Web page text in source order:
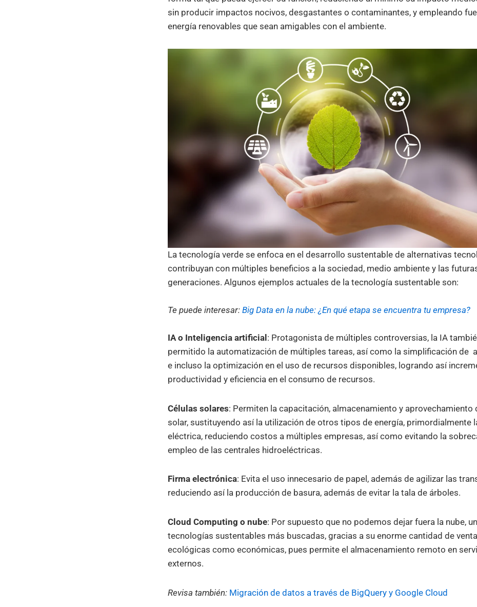
sin producir impactos nocivos, desgastantes o contaminantes, y empleando
energía renovables que sean amigables con el ambiente.
La tecnología verde se enfoca en el desarrollo sustentable de alternativas
contribuyan con múltiples beneficios a la sociedad, medio ambiente y las
generaciones. Algunos ejemplos actuales de la tecnología sustentable son:
Te puede interesar: Big Data en la nube: ¿En qué etapa se encuentra tu empresa?
IA o Inteligencia artificial: Protagonista de múltiples controversias, la IA
permitido la automatización de múltiples tareas, así como la simplificación de
e incluso la optimización en el uso de recursos disponibles, logrando así
productividad y eficiencia en el consumo de recursos.
Células solares: Permiten la capacitación, almacenamiento y aprovechamiento
solar, sustituyendo así la utilización de otros tipos de energía, primordialmente
eléctrica, reduciendo costos a múltiples empresas, así como evitando la
empleo de las centrales hidroeléctricas.
Firma electrónica: Evita el uso innecesario de papel, además de agilizar las
reduciendo así la producción de basura, además de evitar la tala de árboles.
Cloud Computing o nube: Por supuesto que no podemos dejar fuera la nube,
tecnologías sustentables más buscadas, gracias a su enorme cantidad de
ecológicas como económicas, pues permite el almacenamiento remoto en
externos.
Revisa también: Migración de datos a través de BigQuery y Google Cloud